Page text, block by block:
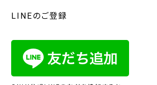
LINEのご登録